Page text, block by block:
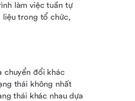
làm việc tuần tự
liệu trong tổ chức,
chuyển đổi khác
thái không nhất
thái khác nhau dựa